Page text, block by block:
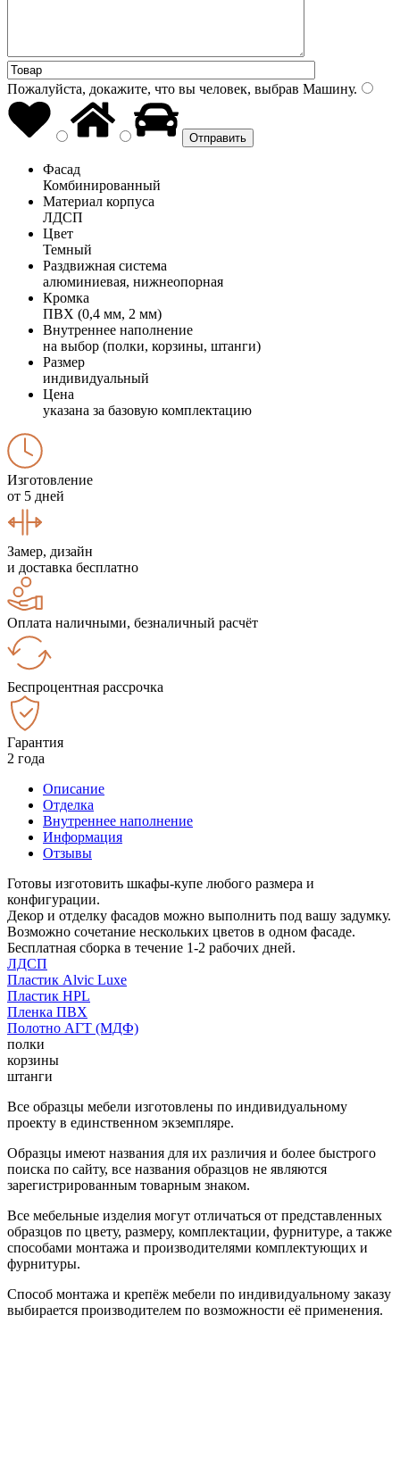
Пожалуйста, докажите, что вы человек, выбрав Машину.
Фасад
Комбинированный
Материал корпуса
ЛДСП
Цвет
Темный
Раздвижная система
алюминиевая, нижнеопорная
Кромка
ПВХ (0,4 мм, 2 мм)
Внутреннее наполнение
на выбор (полки, корзины, штанги)
Размер
индивидуальный
Цена
указана за базовую комплектацию
Изготовление
от 5 дней
Замер, дизайн
и доставка бесплатно
Оплата наличными, безналичный расчёт
Беспроцентная рассрочка
Гарантия
2 года
Описание
Отделка
Внутреннее наполнение
Информация
Отзывы
Готовы изготовить шкафы-купе любого размера и
конфигурации.
Декор и отделку фасадов можно выполнить под вашу задумку.
Возможно сочетание нескольких цветов в одном фасаде.
Бесплатная сборка в течение 1-2 рабочих дней.
ЛДСП
Пластик Alvic Luxe
Пластик HPL
Пленка ПВХ
Полотно АГТ (МДФ)
полки
корзины
штанги
Все образцы мебели изготовлены по индивидуальному
проекту в единственном экземпляре.
Образцы имеют названия для их различия и более быстрого
поиска по сайту, все названия образцов не являются
зарегистрированным товарным знаком.
Все мебельные изделия могут отличаться от представленных
образцов по цвету, размеру, комплектации, фурнитуре, а также
способами монтажа и производителями комплектующих и
фурнитуры.
Способ монтажа и крепёж мебели по индивидуальному заказу
выбирается производителем по возможности её применения.